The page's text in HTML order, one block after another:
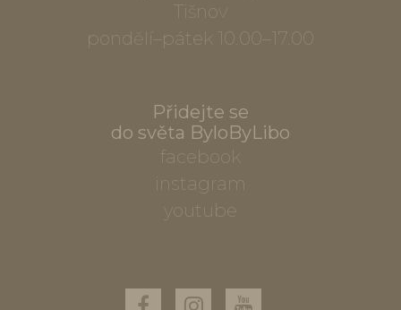
Tišnov
pondělí–pátek 10.00–17.00
Přidejte se
do světa ByloByLibo
facebook
instagram
youtube